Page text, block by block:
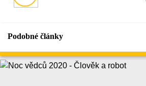
Podobné články